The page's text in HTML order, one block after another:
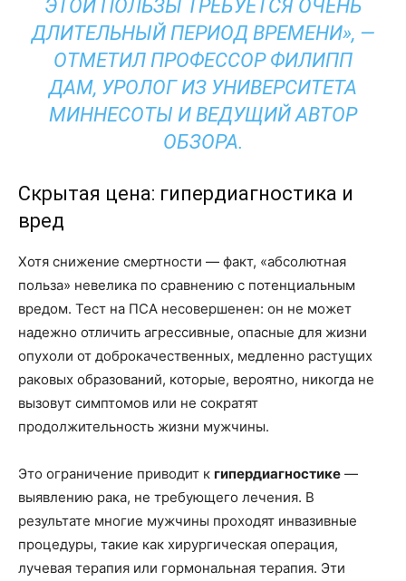
ЭТОЙ ПОЛЬЗЫ ТРЕБУЕТСЯ ОЧЕНЬ
ДЛИТЕЛЬНЫЙ ПЕРИОД ВРЕМЕНИ», —
ОТМЕТИЛ ПРОФЕССОР ФИЛИПП
ДАМ, УРОЛОГ ИЗ УНИВЕРСИТЕТА
МИННЕСОТЫ И ВЕДУЩИЙ АВТОР
ОБЗОРА.
Скрытая цена: гипердиагностика и
вред
Хотя снижение смертности — факт, «абсолютная
польза» невелика по сравнению с потенциальным
вредом. Тест на ПСА несовершенен: он не может
надежно отличить агрессивные, опасные для жизни
опухоли от доброкачественных, медленно растущих
раковых образований, которые, вероятно, никогда не
вызовут симптомов или не сократят
продолжительность жизни мужчины.
Это ограничение приводит к гипердиагностике —
выявлению рака, не требующего лечения. В
результате многие мужчины проходят инвазивные
процедуры, такие как хирургическая операция,
лучевая терапия или гормональная терапия. Эти